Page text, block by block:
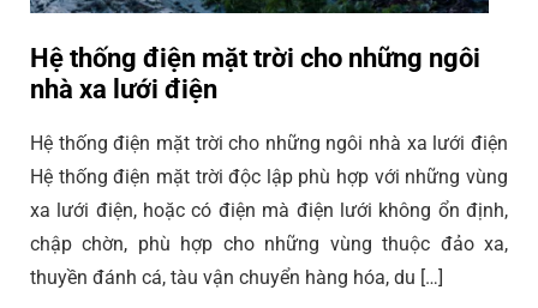
Hệ thống điện mặt trời cho những ngôi
nhà xa lưới điện
Hệ thống điện mặt trời cho những ngôi nhà xa lưới điện
Hệ thống điện mặt trời độc lập phù hợp với những vùng
xa lưới điện, hoặc có điện mà điện lưới không ổn định,
chập chờn, phù hợp cho những vùng thuộc đảo xa,
thuyền đánh cá, tàu vận chuyển hàng hóa, du […]